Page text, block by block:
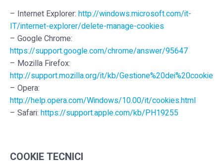
– Internet Explorer: http://windows.microsoft.com/it-
IT/internet-explorer/delete-manage-cookies
– Google Chrome:
https://support.google.com/chrome/answer/95647
– Mozilla Firefox:
http://support.mozilla.org/it/kb/Gestione%20dei%20cookie
– Opera:
http://help.opera.com/Windows/10.00/it/cookies.html
– Safari: https://support.apple.com/kb/PH19255
COOKIE TECNICI